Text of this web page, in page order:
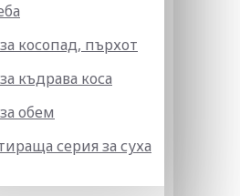
косопад, пърхот
къдрава коса
обем
серия за суха